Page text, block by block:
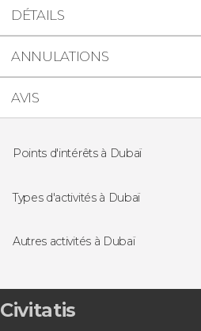
DÉTAILS
ANNULATIONS
AVIS
Points d'intérêts à Dubaï
Burj Al Arab
Sky Views Observatory
Types d'activités à Dubaï
Billets
Vols
Zoos et aquariums
Autres activités à Dubaï
sanboard dans le désert
Bus touristique de Dubaï,
Civitatis